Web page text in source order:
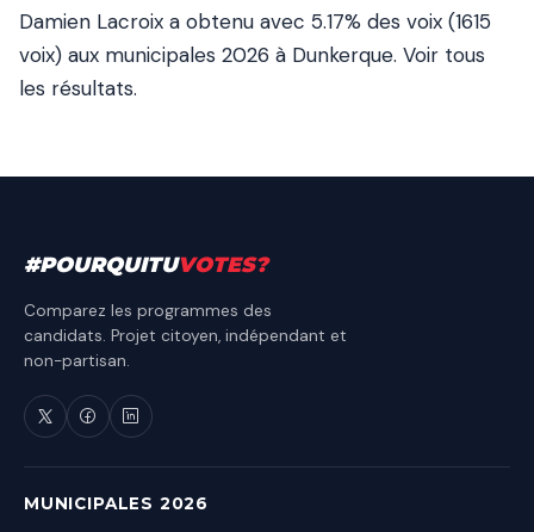
Damien Lacroix a obtenu avec 5.17% des voix (1615
voix) aux municipales 2026 à Dunkerque. Voir tous
les résultats.
#POURQUITUVOTES?
Comparez les programmes des
candidats. Projet citoyen, indépendant et
non-partisan.
MUNICIPALES 2026